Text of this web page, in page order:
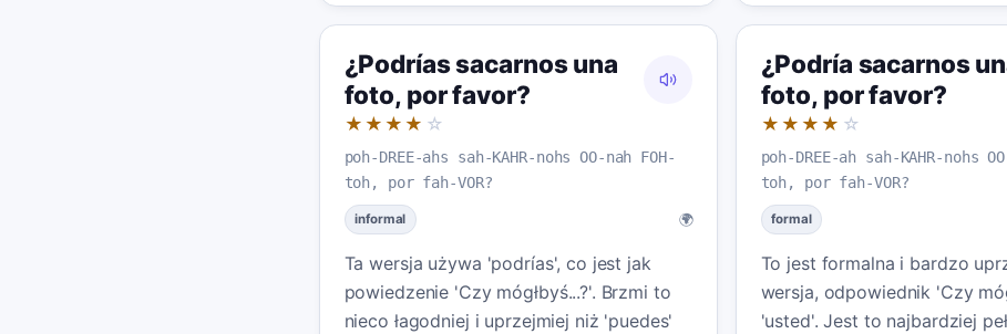
¿Podrías sacarnos una
foto, por favor?
★★★★ ☆
poh-DREE-ahs sah-KAHR-nohs OO-nah FOH-
toh, por fah-VOR?
informal 🌍
Ta wersja używa 'podrías', co jest jak
powiedzenie 'Czy mógłbyś...?'. Brzmi to
nieco łagodniej i uprzejmiej niż 'puedes'
¿Podría sacarnos
foto, por favor?
★★★★ ☆
poh-DREE-ah sah-KAHR-nohs
toh, por fah-VOR?
formal
To jest formalna i bardzo
wersja, odpowiednik 'Czy
'usted'. Jest to najbardziej